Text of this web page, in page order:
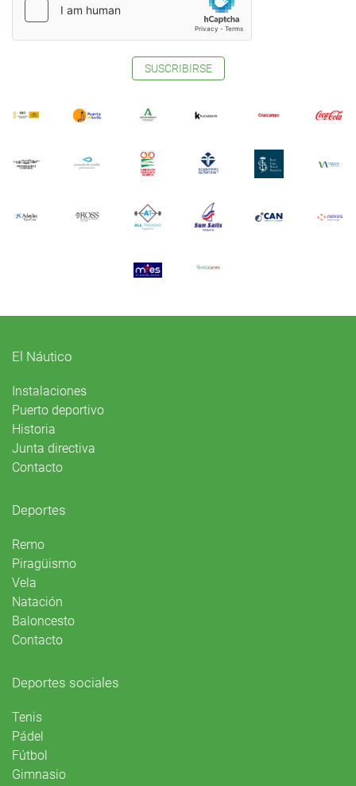
SUSCRIBIRSE
El Náutico
Instalaciones
Puerto deportivo
Historia
Junta directiva
Contacto
Deportes
Remo
Piragüismo
Vela
Natación
Baloncesto
Contacto
Deportes sociales
Tenis
Pádel
Fútbol
Gimnasio